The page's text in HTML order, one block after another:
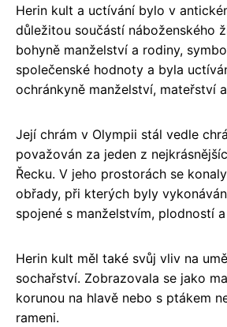
Herin kult a uctívání bylo v
důležitou součástí náboženského
bohyně manželství a rodiny,
společenské hodnoty a byla
ochránkyně manželství, mateřství
Její chrám v Olympii stál vedle
považován za jeden z
Řecku. V jeho prostorách se
obřady, při kterých byly
spojené s manželstvím, plodností
Herin kult měl také svůj vliv na
sochařství. Zobrazovala se jako
korunou na hlavě nebo s ptákem
rameni.